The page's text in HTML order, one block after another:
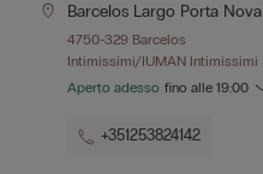
Barcelos Largo Porta Nova
4750-329 Barcelos
Intimissimi/IUMAN Intimissimi
Aperto adesso fino alle 19:00
+351253824142